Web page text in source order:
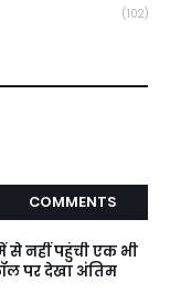
(102)
COMMENTS
से नहीं पहुंची एक भी
पर देखा अंतिम